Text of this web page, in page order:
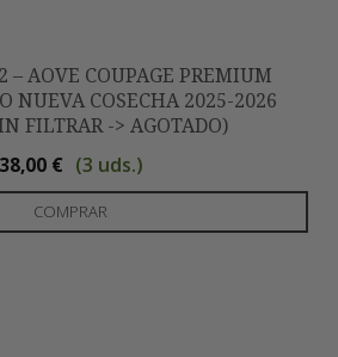
– AOVE COUPAGE PREMIUM
NUEVA COSECHA 2025-2026
FILTRAR -> AGOTADO)
38,00 € (3 uds.)
COMPRAR